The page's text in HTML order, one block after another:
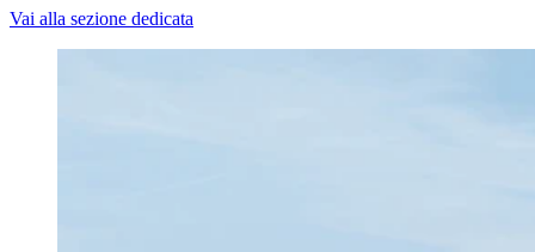
Vai alla sezione dedicata